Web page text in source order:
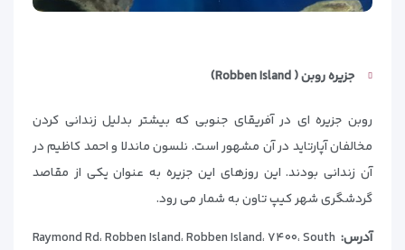
جزیره روبن (Robben Island)
روبن جزیره ای در آفریقای جنوبی که بیشتر بدلیل زندانی کردن
مخالفان آپارتاید در آن مشهور است. نلسون ماندلا و احمد کاظیم در
آن زندانی بودند. این روزهای این جزیره به عنوان یکی از مقاصد
گردشگری شهر کیپ تاون به شمار می رود.
آدرس: Raymond Rd، Robben Island، Robben Island، ۷۴۰۰، South